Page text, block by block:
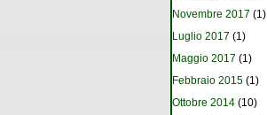
Novembre 2017 (1)
Luglio 2017 (1)
Maggio 2017 (1)
Febbraio 2015 (1)
Ottobre 2014 (10)